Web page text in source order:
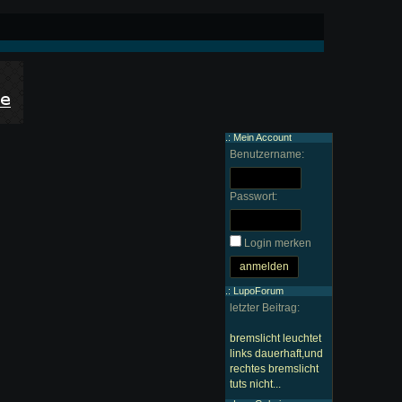
.: Mein Account
Benutzername:
Passwort:
Login merken
.: LupoForum
letzter Beitrag:
bremslicht leuchtet
links dauerhaft,und
rechtes bremslicht
tuts nicht...